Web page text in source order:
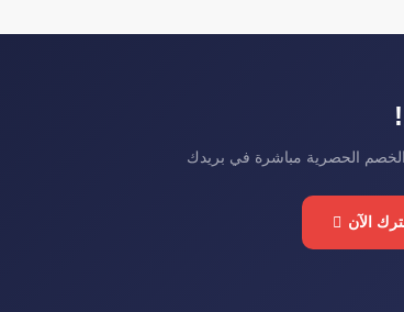
الحصرية مباشرة في بريدك
الآن